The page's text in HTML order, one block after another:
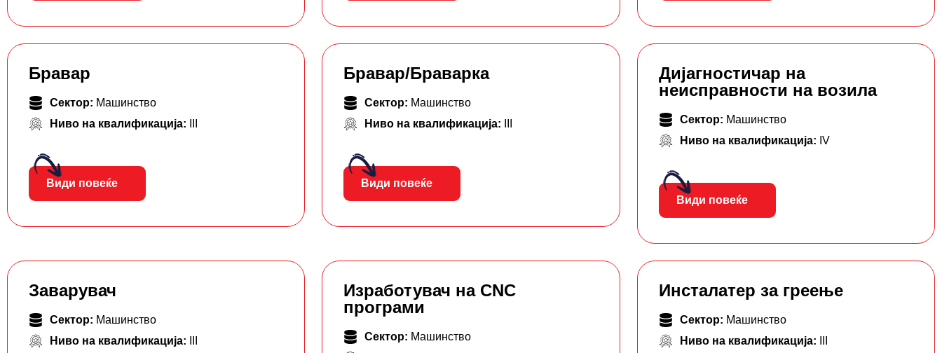
Бравар
Сектор: Машинство
Ниво на квалификација:
Види повеќе
Бравар/Браварка
Сектор: Машинство
Ниво на квалификација:
Види повеќе
Дијагностичар на
неисправности на возила
Сектор: Машинство
Ниво на квалификација: IV
Види повеќе
Заварувач
Сектор: Машинство
Ниво на квалификација:
Изработувач на CNC
програми
Сектор: Машинство
Инсталатер за греење
Сектор: Машинство
Ниво на квалификација: